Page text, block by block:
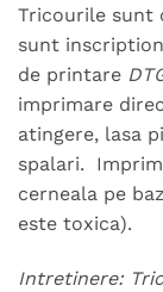
Tricourile sunt
sunt
de printare
imprimare
atingere, lasa
spalari.
cerneala pe
este toxica).
Intretinere: